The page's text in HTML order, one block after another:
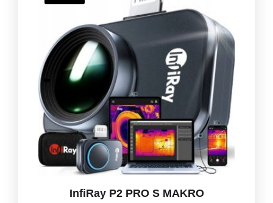
InfiRay P2 PRO S MAKRO